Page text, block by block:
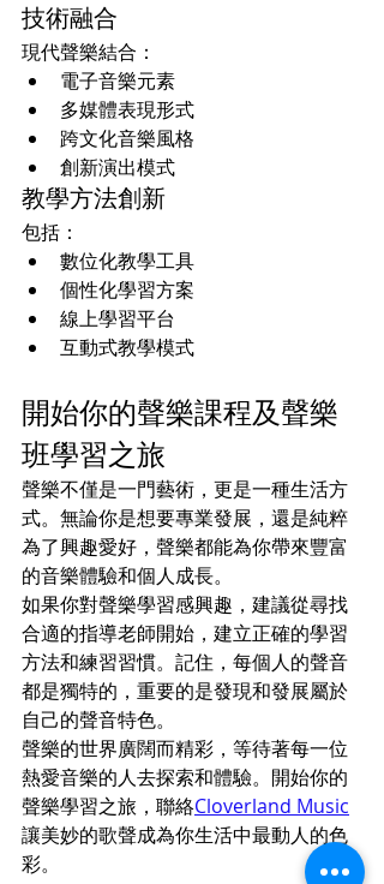
技術融合
現代聲樂結合：
電子音樂元素
多媒體表現形式
跨文化音樂風格
創新演出模式
教學方法創新
包括：
數位化教學工具
個性化學習方案
線上學習平台
互動式教學模式
開始你的聲樂課程及聲樂
班學習之旅
聲樂不僅是一門藝術，更是一種生活方
式。無論你是想要專業發展，還是純粹
為了興趣愛好，聲樂都能為你帶來豐富
的音樂體驗和個人成長。
如果你對聲樂學習感興趣，建議從尋找
合適的指導老師開始，建立正確的學習
方法和練習習慣。記住，每個人的聲音
都是獨特的，重要的是發現和發展屬於
自己的聲音特色。
聲樂的世界廣闊而精彩，等待著每一位
熱愛音樂的人去探索和體驗。開始你的
聲樂學習之旅，聯絡Cloverland Music
讓美妙的歌聲成為你生活中最動人的色
彩。